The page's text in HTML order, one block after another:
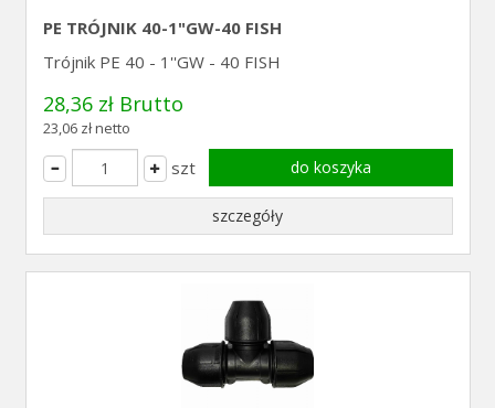
PE TRÓJNIK 40-1"GW-40 FISH
Trójnik PE 40 - 1''GW - 40 FISH
28,36 zł Brutto
23,06 zł netto
szt do koszyka
szczegóły